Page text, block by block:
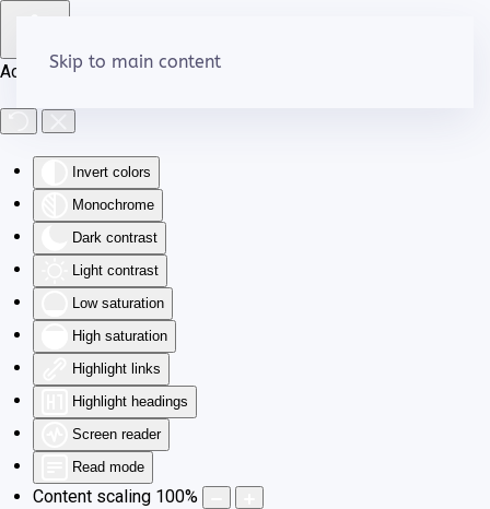
Accessibility Tools
Invert colors
Monochrome
Dark contrast
Light contrast
Low saturation
High saturation
Highlight links
Highlight headings
Screen reader
Read mode
Content scaling 100%
Skip to main content